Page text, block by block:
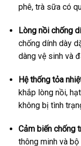
phê, trà sữa có
Lòng nồi chống
chống dính dày
dàng vệ sinh và
Hệ thống tỏa
khắp lòng nồi,
không bị tình
Cảm biến chống
thông minh và